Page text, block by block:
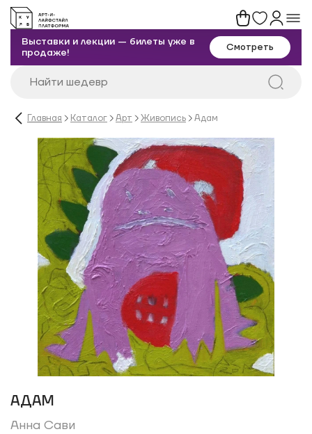
Выставки и лекции — билеты уже в
продаже!
Смотреть
Главная Каталог Арт Живопись Адам
АДАМ
Анна Сави